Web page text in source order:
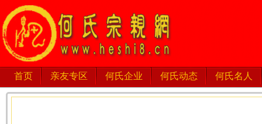
首页 亲友专区 何氏企业 何氏动态 何氏名人